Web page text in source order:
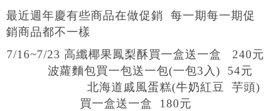
最近週年慶有些商品在做促銷 每一期每一期促
銷商品都不一樣
7/16~7/23 高纖椰果鳳梨酥買一盒送一盒 240元
波蘿麵包買一包送一包(一包3入) 54元
北海道戚風蛋糕(牛奶紅豆 芋頭)
買一盒送一盒 180元